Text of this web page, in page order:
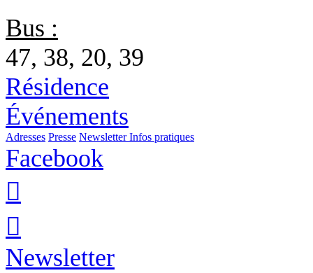
Bus :
47, 38, 20, 39
Résidence
Événements
Adresses Presse NewsletterInfos pratiques
Facebook


Newsletter